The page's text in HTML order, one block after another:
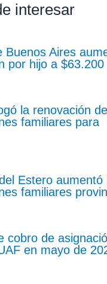
interesar
Buenos Aires
por hijo a $63.200
la renovación de
familiares para
Estero aumentó
familiares
cobro de
en mayo de